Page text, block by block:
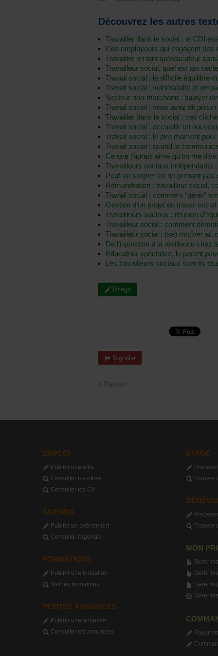
Découvrez les autres
Travailler dans le social : le CDI
Ces employeurs qui engagent des
Travailler en tant qu’éducateur
Travailleur social, quel est ton
Travail social : le difficile équilibre
Travail social : vulnérabilité et
Secteur non-marchand : balayer
Travail social : vous avez dit piston
Travailler dans le social : ces
Travail social : accueillir un
Travail social : le pire moment
Travail social : quand la
Ce que j’aurais aimé qu’on me
Travailleurs sociaux
Peut-on soigner en ne prenant pas
Rémunération : travailleur social,
Travail social : comment "gérer"
Gestion d’un projet en travail
Travailleurs sociaux : réunion
Travailleur social : comment
Travailleur social : (se) motiver au
De l’injonction à la résilience chez
Éducateur spécialisé, le parent
Les travailleurs sociaux sont-ils
Réagir
Signaler
« Retour
EMPLOI
Publier une offre
Consulter les offres
Consulter les CV
AGENDA
Publier un événement
Consulter l'agenda
FORMATIONS
Publier une formation
Voir les formations
PETITES ANNONCES
Publier une annonce
Consulter les annonces
STAGE
Trouver
Trouver
MON
Gérer
Gérer
Gérer
Gérer
Payer